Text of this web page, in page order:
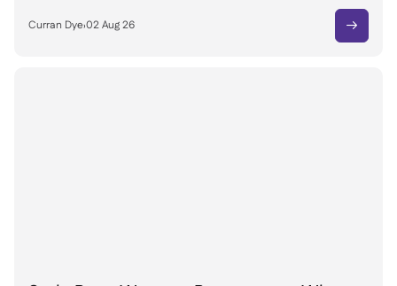
Curran Dye›02 Aug 26 